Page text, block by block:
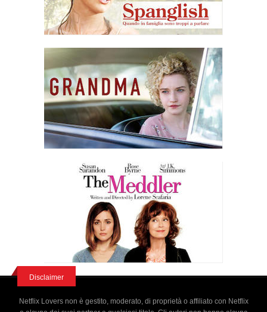
Disclaimer
Netflix Lovers non è gestito, moderato, di proprietà o affiliato con Netflix